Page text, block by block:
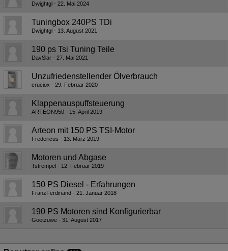
Dwightgl 22. Mai 2024
Tuningbox 240PS TDi
Dwightgl 13. August 2021
190 ps Tsi Tuning Teile
DavSlar 27. Mai 2021
Unzufriedenstellender Ölverbrauch
cruciox 29. Februar 2020
Klappenauspuffsteuerung
ARTEON950 15. April 2019
Arteon mit 150 PS TSI-Motor
Fredericus 13. März 2019
Motoren und Abgase
Tstrempel 12. Februar 2019
150 PS Diesel - Erfahrungen
FranzFerdinand 21. Januar 2018
190 PS Motoren sind Konfigurierbar
Goetzuwe 31. August 2017